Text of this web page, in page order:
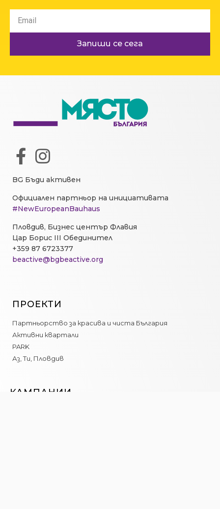
Запиши се сега
BG Бъди активен
Официален партньор на инициативата
#NewEuropeanBauhaus
Пловдив, Бизнес център Флавия
Цар Борис III Обединител
+359 87 6723377
beactive@bgbeactive.org
ПРОЕКТИ
Партньорство за красива и чиста България
Активни квартали
PARK
Аз, Ти, Пловдив
КАМПАНИИ